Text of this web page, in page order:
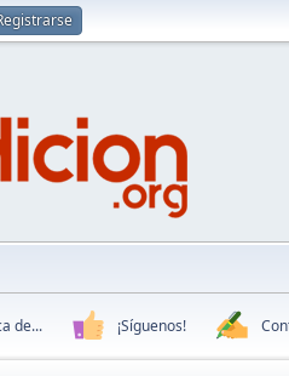
de... ¡Síguenos!